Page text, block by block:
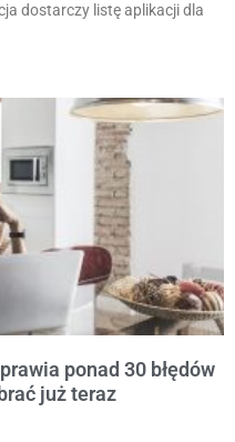
dostarczy listę aplikacji dla
ponad 30 błędów
już teraz